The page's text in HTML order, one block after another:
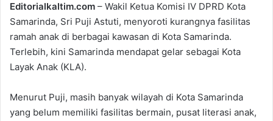
Editorialkaltim.com – Wakil Ketua Komisi IV DPRD Kota
Samarinda, Sri Puji Astuti, menyoroti kurangnya fasilitas
ramah anak di berbagai kawasan di Kota Samarinda.
Terlebih, kini Samarinda mendapat gelar sebagai Kota
Layak Anak (KLA).
Menurut Puji, masih banyak wilayah di Kota Samarinda
yang belum memiliki fasilitas bermain, pusat literasi anak,